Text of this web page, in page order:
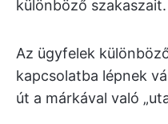
különböző szakaszait.
Az ügyfelek
kapcsolatba lépnek
út a márkával való